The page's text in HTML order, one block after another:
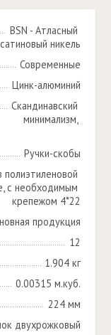
BSN - Атласный
сатиновый никель
Современные
Цинк-алюминий
Скандинавский
минимализм,
Ручки-скобы
полиэтиленовой
с необходимым
крепежом 4*22
продукция
12
1.904 кг
0.00315 м.куб.
224 мм
двухрожковый